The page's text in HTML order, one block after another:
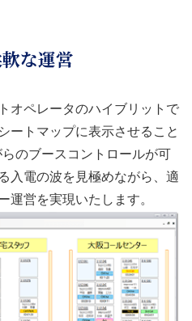
な運営
オペレータのハイブリットで
ートマップに表示させること
のブースコントロールが可
入電の波を見極めながら、適
運営を実現いたします。